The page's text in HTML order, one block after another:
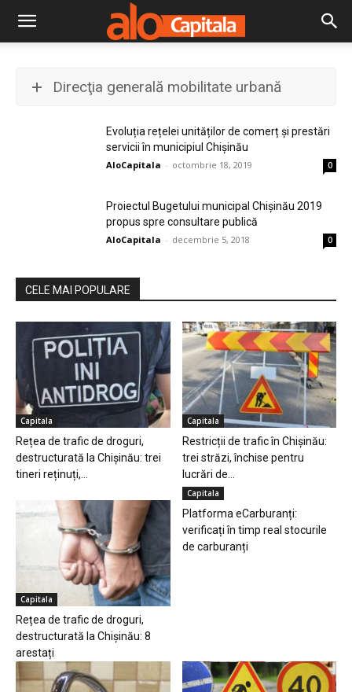
Direcţia generală mobilitate urbană
Evoluția rețelei unităților de comerț și prestări
servicii în municipiul Chișinău
AloCapitala - octombrie 18, 2019 0
Proiectul Bugetului municipal Chișinău 2019
propus spre consultare publică
AloCapitala - decembrie 5, 2018 0
CELE MAI POPULARE
Capitala
Rețea de trafic de droguri,
destructurată la Chișinău: trei
tineri reținuți,...
Capitala
Restricții de trafic în Chișinău:
trei străzi, închise pentru
lucrări de...
Capitala
Rețea de trafic de droguri,
destructurată la Chișinău: 8
arestați
Capitala
Platforma eCarburanți:
verificați în timp real stocurile
de carburanți